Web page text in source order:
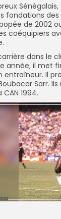
fondations
de 2002
coéquipiers
dans le
année, il met
Il
Sarr.
1994.